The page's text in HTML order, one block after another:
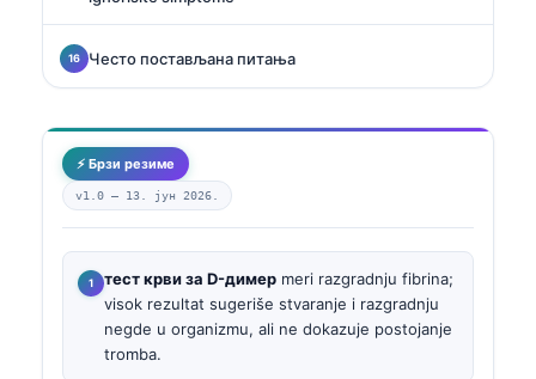
Често постављана питања
⚡ Брзи резиме
v1.0 — 13. јун 2026.
тест крви за D-димер meri razgradnju fibrina;
visok rezultat sugeriše stvaranje i razgradnju
negde u organizmu, ali ne dokazuje postojanje
tromba.